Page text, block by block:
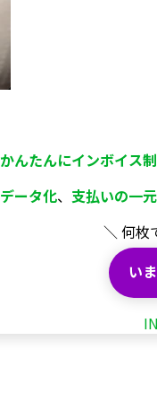
かんたんにインボイス
データ化、 支払いの一
＼ 何枚
い